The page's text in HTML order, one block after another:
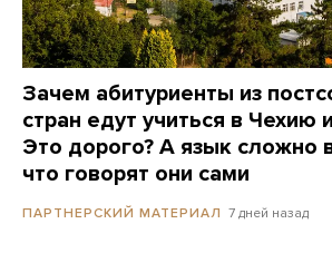
Зачем абитуриенты из
стран едут учиться в Чехию
Это дорого? А язык сложно
что говорят они сами
ПАРТНЕРСКИЙ МАТЕРИАЛ 7 дней назад